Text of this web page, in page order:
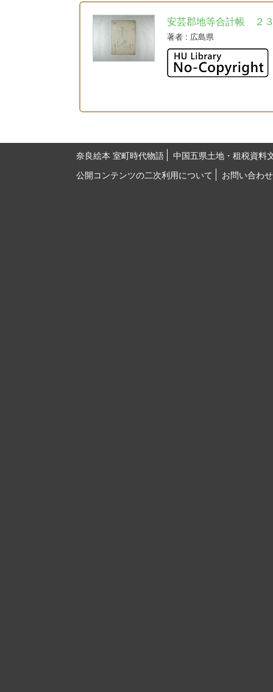
安芸郡地等合計帳 ２
著者 : 広島県
奈良絵本 室町時代物語
中国五県土地・租税資料
公開コンテンツの二次利用について
お問い合わせ